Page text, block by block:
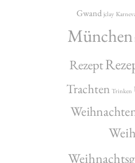
Gwand jclay
München
Rezept
Trachten Trinken